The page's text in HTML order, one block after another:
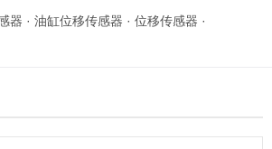
器 · 油缸位移传感器 · 位移传感器 ·